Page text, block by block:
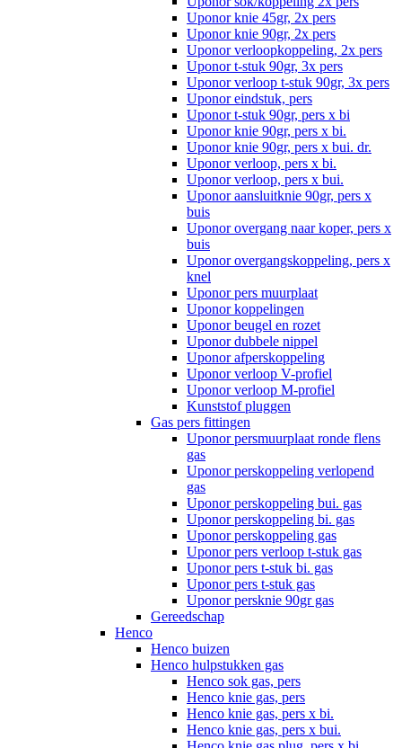
Uponor knie 45gr, 2x pers
Uponor knie 90gr, 2x pers
Uponor verloopkoppeling, 2x pers
Uponor t-stuk 90gr, 3x pers
Uponor verloop t-stuk 90gr, 3x pers
Uponor eindstuk, pers
Uponor t-stuk 90gr, pers x bi
Uponor knie 90gr, pers x bi.
Uponor knie 90gr, pers x bui. dr.
Uponor verloop, pers x bi.
Uponor verloop, pers x bui.
Uponor aansluitknie 90gr, pers x
buis
Uponor overgang naar koper, pers x
buis
Uponor overgangskoppeling, pers x
knel
Uponor pers muurplaat
Uponor koppelingen
Uponor beugel en rozet
Uponor dubbele nippel
Uponor afperskoppeling
Uponor verloop V-profiel
Uponor verloop M-profiel
Kunststof pluggen
Gas pers fittingen
Uponor persmuurplaat ronde flens
gas
Uponor perskoppeling verlopend
gas
Uponor perskoppeling bui. gas
Uponor perskoppeling bi. gas
Uponor perskoppeling gas
Uponor pers verloop t-stuk gas
Uponor pers t-stuk bi. gas
Uponor pers t-stuk gas
Uponor persknie 90gr gas
Gereedschap
Henco
Henco buizen
Henco hulpstukken gas
Henco sok gas, pers
Henco knie gas, pers
Henco knie gas, pers x bi.
Henco knie gas, pers x bui.